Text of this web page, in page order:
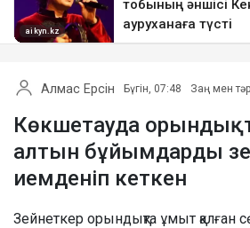
Алмас Ерсін Бүгін, 07:48 Заң мен
Көкшетауда
алтын бұйымдарды
иемденіп кеткен
Зейнеткер орындықта ұмыт қалған